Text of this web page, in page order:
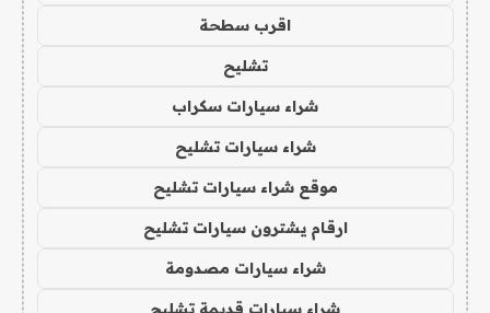
اقرب سطحة
تشليح
شراء سيارات سكراب
شراء سيارات تشليح
موقع شراء سيارات تشليح
ارقام يشترون سيارات تشليح
شراء سيارات مصدومة
شراء سيارات قديمة تشليح